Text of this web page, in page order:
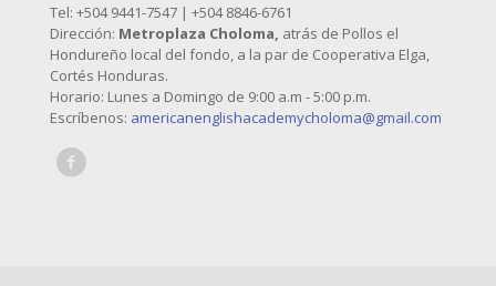
Tel: +504 9441-7547 | +504 8846-6761
Dirección: Metroplaza Choloma, atrás de Pollos el
Hondureño local del fondo, a la par de Cooperativa Elga,
Cortés Honduras.
Horario: Lunes a Domingo de 9:00 a.m - 5:00 p.m.
Escríbenos: americanenglishacademycholoma@gmail.com